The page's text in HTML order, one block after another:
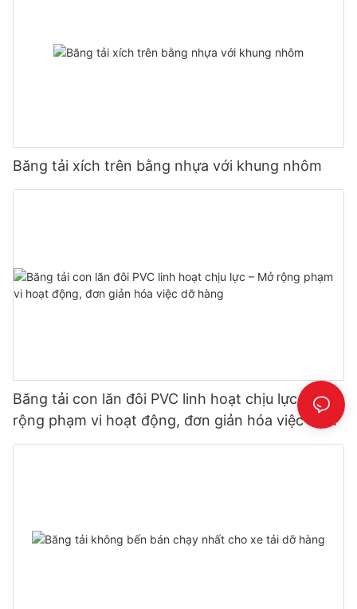
Băng tải xích trên bằng nhựa với khung nhôm
Băng tải con lăn đôi PVC linh hoạt chịu lực – Mở
rộng phạm vi hoạt động, đơn giản hóa việc dỡ
hàng